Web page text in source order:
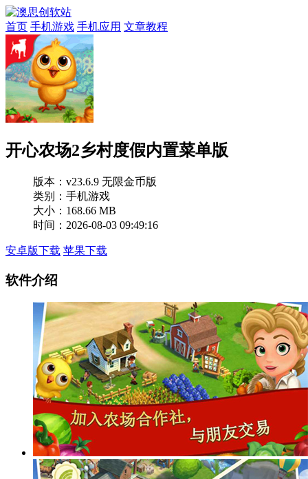
首页 手机游戏 手机应用 文章教程
开心农场2乡村度假内置菜单版
版本： v23.6.9 无限金币版
类别：手机游戏
大小：168.66 MB
时间：2026-08-03 09:49:16
安卓版下载 苹果下载
软件介绍